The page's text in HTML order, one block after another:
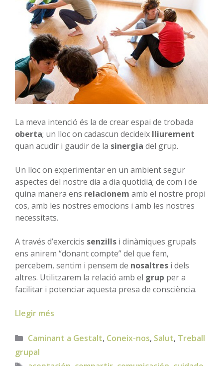
La meva intenció és la de crear espai de trobada
oberta; un lloc on cadascun decideix lliurement
quan acudir i gaudir de la sinergia del grup.
Un lloc on experimentar en un ambient segur
aspectes del nostre dia a dia quotidià; de com i de
quina manera ens relacionem amb el nostre propi
cos, amb les nostres emocions i amb les nostres
necessitats.
A través d’exercicis senzills i dinàmiques grupals
ens anirem “donant compte” del que fem,
percebem, sentim i pensem de nosaltres i dels
altres. Utilitzarem la relació amb el grup per a
facilitar i potenciar aquesta presa de consciència.
Llegir més
Categories
Caminant a Gestalt, Coneix-nos, Salut, Treball
grupal